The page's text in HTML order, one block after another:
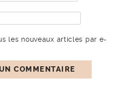
les nouveaux articles par e-